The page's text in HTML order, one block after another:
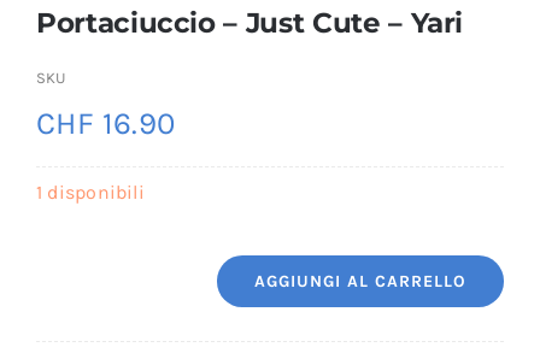
Portaciuccio – Just Cute – Yari
SKU
CHF 16.90
1 disponibili
Portaciuccio
AGGIUNGI AL CARRELLO